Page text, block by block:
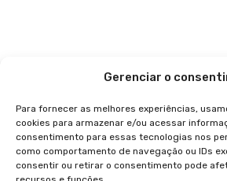
Gerenciar o
Para fornecer as melhores experiências,
cookies para armazenar e/ou acessar
consentimento para essas tecnologias nos
como comportamento de navegação ou IDs
consentir ou retirar o consentimento pode